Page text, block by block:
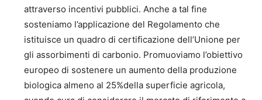
attraverso incentivi pubblici. Anche a tal fine
sosteniamo l’applicazione del Regolamento che
istituisce un quadro di certificazione dell’Unione per
gli assorbimenti di carbonio. Promuoviamo l’obiettivo
europeo di sostenere un aumento della produzione
biologica almeno al 25%della superficie agricola,